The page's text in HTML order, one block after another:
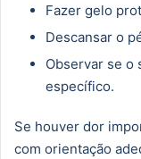
Fazer gelo
Descansar o
Observar se o
específico.
Se houver dor
com orientação